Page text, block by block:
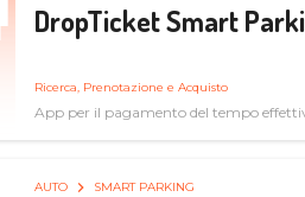
DropTicket Smart
Ricerca, Prenotazione e Acquisto
App per il pagamento del tempo
AUTO SMART PARKING